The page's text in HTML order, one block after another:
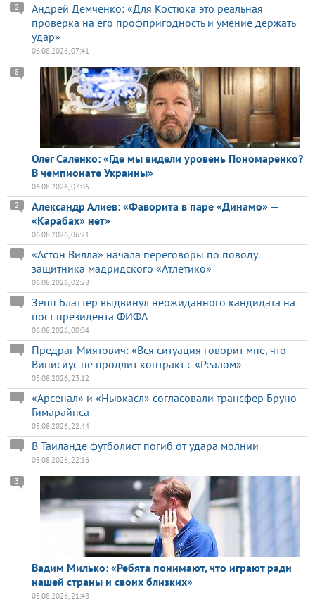
Андрей Демченко: «Для Костюка это реальная
проверка на его профпригодность и умение держать
удар»
2
06.08.2026, 07:41
Олег Саленко: «Где мы видели уровень Пономаренко?
В чемпионате Украины»
8
06.08.2026, 07:06
Александр Алиев: «Фаворита в паре «Динамо» —
«Карабах» нет»
2
06.08.2026, 06:21
«Астон Вилла» начала переговоры по поводу
защитника мадридского «Атлетико»
06.08.2026, 02:28
Зепп Блаттер выдвинул неожиданного кандидата на
пост президента ФИФА
06.08.2026, 00:04
Предраг Миятович: «Вся ситуация говорит мне, что
Винисиус не продлит контракт с «Реалом»
05.08.2026, 23:12
«Арсенал» и «Ньюкасл» согласовали трансфер Бруно
Гимарайнса
05.08.2026, 22:44
В Таиланде футболист погиб от удара молнии
05.08.2026, 22:16
Вадим Милько: «Ребята понимают, что играют ради
нашей страны и своих близких»
3
05.08.2026, 21:48